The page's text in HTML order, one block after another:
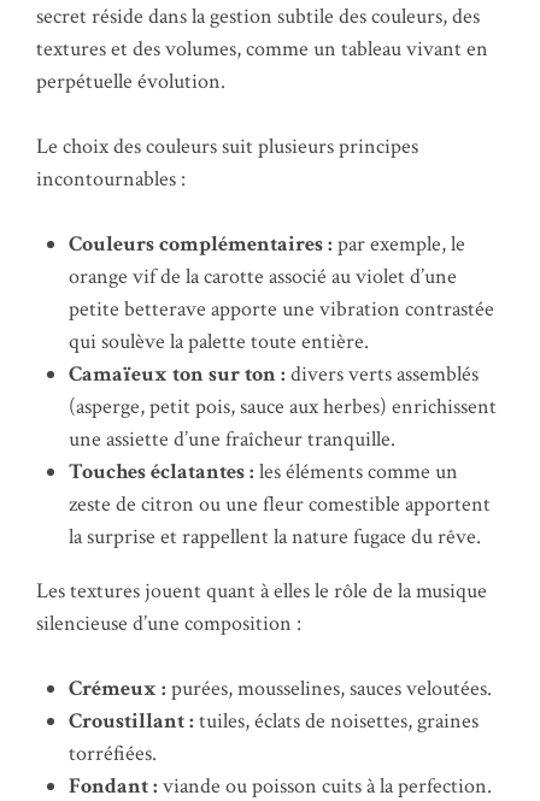
secret réside dans la gestion subtile des couleurs, des
textures et des volumes, comme un tableau vivant en
perpétuelle évolution.
Le choix des couleurs suit plusieurs principes
incontournables :
Couleurs complémentaires : par exemple, le
orange vif de la carotte associé au violet d’une
petite betterave apporte une vibration contrastée
qui soulève la palette toute entière.
Camaïeux ton sur ton : divers verts assemblés
(asperge, petit pois, sauce aux herbes) enrichissent
une assiette d’une fraîcheur tranquille.
Touches éclatantes : les éléments comme un
zeste de citron ou une fleur comestible apportent
la surprise et rappellent la nature fugace du rêve.
Les textures jouent quant à elles le rôle de la musique
silencieuse d’une composition :
Crémeux : purées, mousselines, sauces veloutées.
Croustillant : tuiles, éclats de noisettes, graines
torréfiées.
Fondant : viande ou poisson cuits à la perfection.